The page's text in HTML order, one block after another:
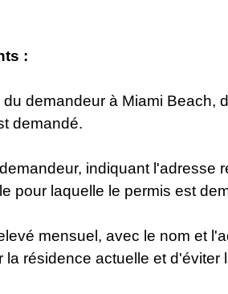
:
demandeur à Miami Beach,
demandé.
indiquant l'adresse
pour laquelle le permis est
mensuel, avec le nom et
résidence actuelle et d'éviter